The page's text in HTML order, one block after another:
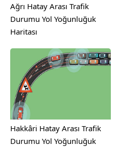
Ağrı Hatay Arası Trafik
Durumu Yol Yoğunluğuk
Haritası
Hakkâri Hatay Arası Trafik
Durumu Yol Yoğunluğuk